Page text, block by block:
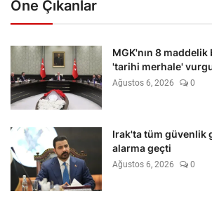
Öne Çıkanlar
MGK'nın 8
'tarihi merhale'
Ağustos 6, 2026 0
Irak'ta tüm güvenlik
alarma geçti
Ağustos 6, 2026 0